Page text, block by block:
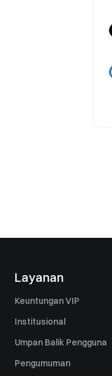
Layanan
Keuntungan VIP
Institusional
Umpan Balik Pengguna
Pengumuman